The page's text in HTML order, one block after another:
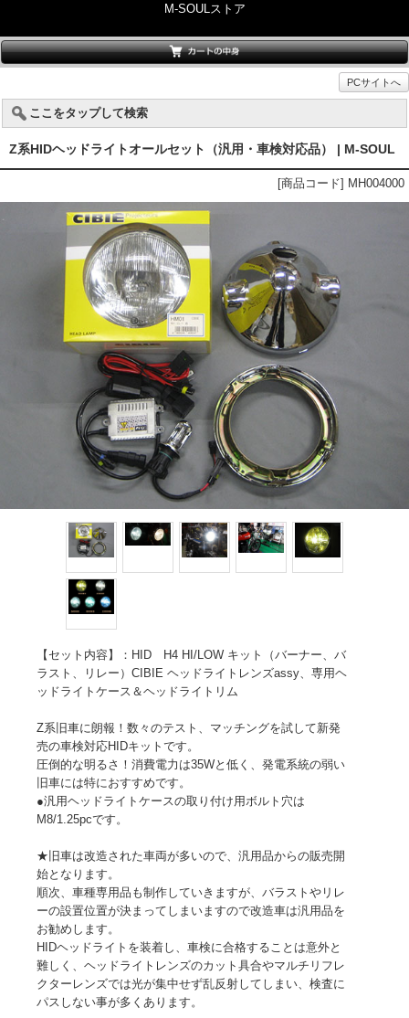
M-SOULストア
PCサイトへ
ここをタップして検索
Z系HIDヘッドライトオールセット（汎用・車検対応品） | M-SOUL
[商品コード] MH004000
【セット内容】：HID H4 HI/LOW キット（バーナー、バ
ラスト、リレー）CIBIE ヘッドライトレンズassy、専用ヘ
ッドライトケース＆ヘッドライトリム
Z系旧車に朗報！数々のテスト、マッチングを試して新発
売の車検対応HIDキットです。
圧倒的な明るさ！消費電力は35Wと低く、発電系統の弱い
旧車には特におすすめです。
●汎用ヘッドライトケースの取り付け用ボルト穴は
M8/1.25pcです。
★旧車は改造された車両が多いので、汎用品からの販売開
始となります。
順次、車種専用品も制作していきますが、バラストやリレ
ーの設置位置が決まってしまいますので改造車は汎用品を
お勧めします。
HIDヘッドライトを装着し、車検に合格することは意外と
難しく、ヘッドライトレンズのカット具合やマルチリフレ
クターレンズでは光が集中せず乱反射してしまい、検査に
パスしない事が多くあります。